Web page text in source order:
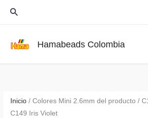
Buscar
Hamabeads Colombia
Inicio / Colores Mini 2.6mm del producto /
C149 Iris Violet